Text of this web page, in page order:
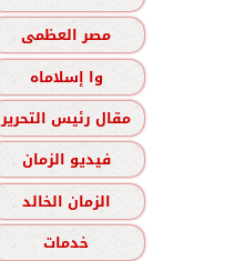
مصر العظمى
وا إسلاماه
مقال رئيس التحرير
فيديو الزمان
الزمان الخالد
خدمات